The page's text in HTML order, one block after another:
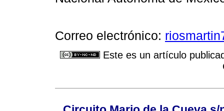
Correo electrónico:
Este es un artículo